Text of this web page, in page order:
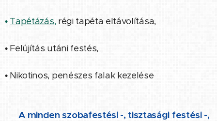
• Tapétázás, régi tapéta eltávolítása,
• Felújítás utáni festés,
• Nikotinos, penészes falak kezelése
👉 A minden szobafestési -, tisztasági festési -,